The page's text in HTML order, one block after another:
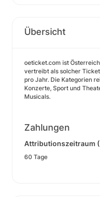
Übersicht
oeticket.com ist
vertreibt als solcher
pro Jahr. Die Kategorien
Konzerte, Sport und
Musicals.
Zahlungen
Attributionszeitraum
60 Tage